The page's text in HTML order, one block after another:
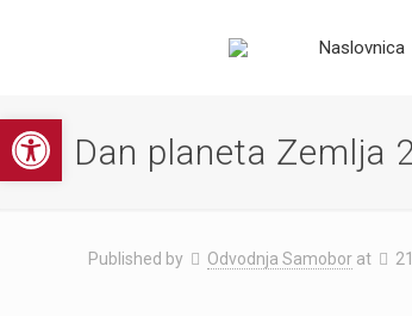
Open toolbar
Naslovnica
Dan planeta Zemlja
Published by Odvodnja Samobor at